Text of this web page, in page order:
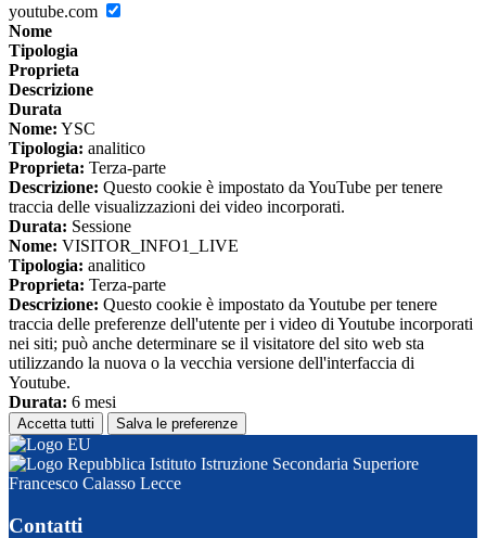
youtube.com
Nome
Tipologia
Proprieta
Descrizione
Durata
Nome: YSC
Tipologia: analitico
Proprieta: Terza-parte
Descrizione: Questo cookie è impostato da YouTube per tenere
traccia delle visualizzazioni dei video incorporati.
Durata: Sessione
Nome: VISITOR_INFO1_LIVE
Tipologia: analitico
Proprieta: Terza-parte
Descrizione: Questo cookie è impostato da Youtube per tenere
traccia delle preferenze dell'utente per i video di Youtube incorporati
nei siti; può anche determinare se il visitatore del sito web sta
utilizzando la nuova o la vecchia versione dell'interfaccia di
Youtube.
Durata: 6 mesi
Accetta tutti Salva le preferenze
Istituto Istruzione Secondaria Superiore
Francesco Calasso Lecce
Contatti